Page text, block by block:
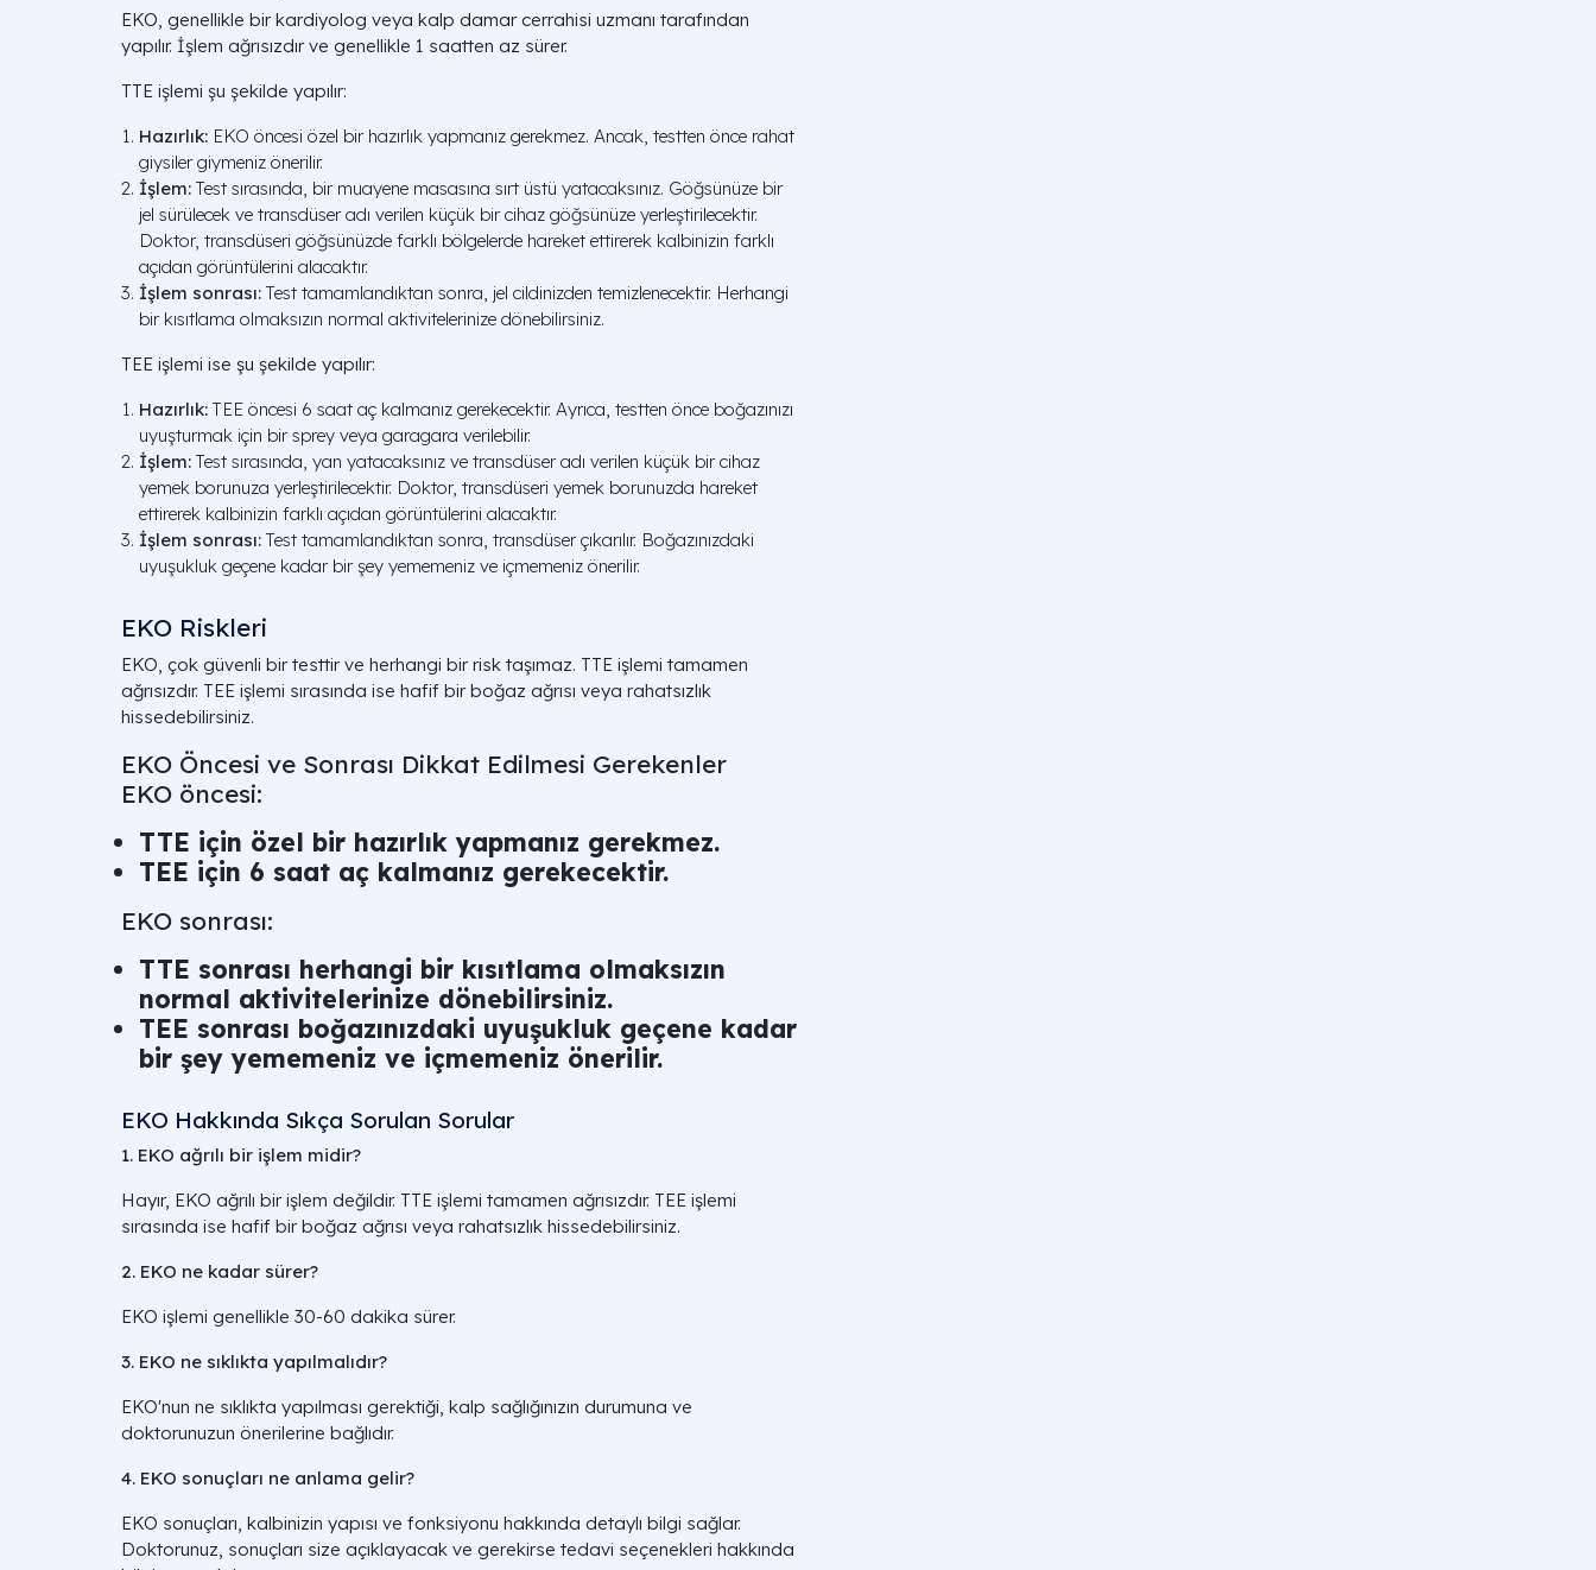
EKO, genellikle bir kardiyolog veya kalp damar cerrahisi uzmanı tarafından
yapılır. İşlem ağrısızdır ve genellikle 1 saatten az sürer.
TTE işlemi şu şekilde yapılır:
Hazırlık: EKO öncesi özel bir hazırlık yapmanız gerekmez. Ancak, testten önce rahat
giysiler giymeniz önerilir.
İşlem: Test sırasında, bir muayene masasına sırt üstü yatacaksınız. Göğsünüze bir
jel sürülecek ve transdüser adı verilen küçük bir cihaz göğsünüze yerleştirilecektir.
Doktor, transdüseri göğsünüzde farklı bölgelerde hareket ettirerek kalbinizin farklı
açıdan görüntülerini alacaktır.
İşlem sonrası: Test tamamlandıktan sonra, jel cildinizden temizlenecektir. Herhangi
bir kısıtlama olmaksızın normal aktivitelerinize dönebilirsiniz.
TEE işlemi ise şu şekilde yapılır:
Hazırlık: TEE öncesi 6 saat aç kalmanız gerekecektir. Ayrıca, testten önce boğazınızı
uyuşturmak için bir sprey veya garagara verilebilir.
İşlem: Test sırasında, yan yatacaksınız ve transdüser adı verilen küçük bir cihaz
yemek borunuza yerleştirilecektir. Doktor, transdüseri yemek borunuzda hareket
ettirerek kalbinizin farklı açıdan görüntülerini alacaktır.
İşlem sonrası: Test tamamlandıktan sonra, transdüser çıkarılır. Boğazınızdaki
uyuşukluk geçene kadar bir şey yememeniz ve içmemeniz önerilir.
EKO Riskleri
EKO, çok güvenli bir testtir ve herhangi bir risk taşımaz. TTE işlemi tamamen
ağrısızdır. TEE işlemi sırasında ise hafif bir boğaz ağrısı veya rahatsızlık
hissedebilirsiniz.
EKO Öncesi ve Sonrası Dikkat Edilmesi Gerekenler
EKO öncesi:
TTE için özel bir hazırlık yapmanız gerekmez.
TEE için 6 saat aç kalmanız gerekecektir.
EKO sonrası:
TTE sonrası herhangi bir kısıtlama olmaksızın
normal aktivitelerinize dönebilirsiniz.
TEE sonrası boğazınızdaki uyuşukluk geçene kadar
bir şey yememeniz ve içmemeniz önerilir.
EKO Hakkında Sıkça Sorulan Sorular
1. EKO ağrılı bir işlem midir?
Hayır, EKO ağrılı bir işlem değildir. TTE işlemi tamamen ağrısızdır. TEE işlemi
sırasında ise hafif bir boğaz ağrısı veya rahatsızlık hissedebilirsiniz.
2. EKO ne kadar sürer?
EKO işlemi genellikle 30-60 dakika sürer.
3. EKO ne sıklıkta yapılmalıdır?
EKO'nun ne sıklıkta yapılması gerektiği, kalp sağlığınızın durumuna ve
doktorunuzun önerilerine bağlıdır.
4. EKO sonuçları ne anlama gelir?
EKO sonuçları, kalbinizin yapısı ve fonksiyonu hakkında detaylı bilgi sağlar.
Doktorunuz, sonuçları size açıklayacak ve gerekirse tedavi seçenekleri hakkında